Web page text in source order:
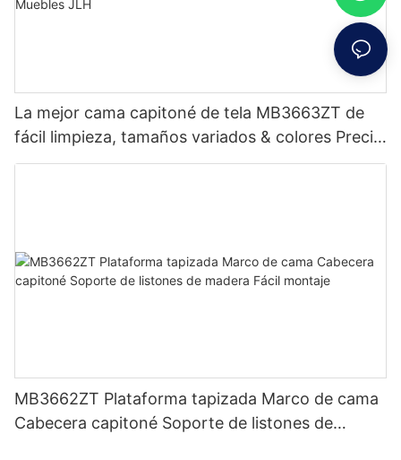
La mejor cama capitoné de tela MB3663ZT de
fácil limpieza, tamaños variados & colores Precio
de fábrica - Muebles JLH
MB3662ZT Plataforma tapizada Marco de cama
Cabecera capitoné Soporte de listones de